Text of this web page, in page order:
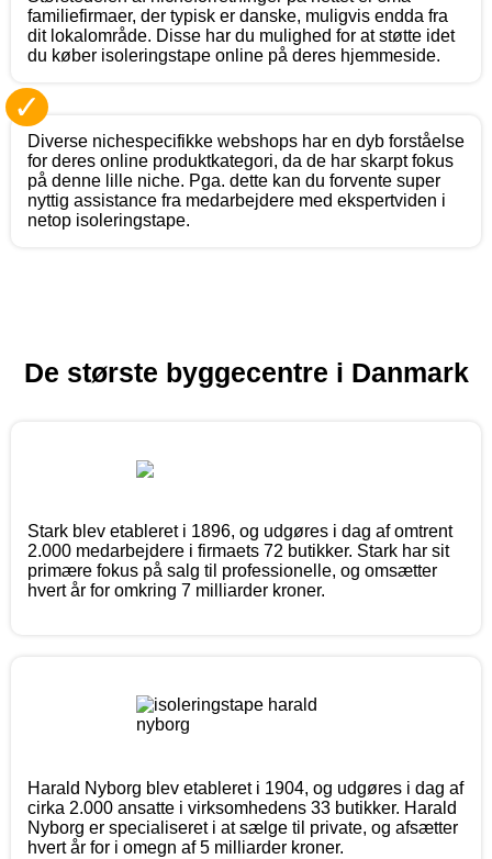
familiefirmaer, der typisk er danske, muligvis endda fra
dit lokalområde. Disse har du mulighed for at støtte idet
du køber isoleringstape online på deres hjemmeside.
✓
Diverse nichespecifikke webshops har en dyb forståelse
for deres online produktkategori, da de har skarpt fokus
på denne lille niche. Pga. dette kan du forvente super
nyttig assistance fra medarbejdere med ekspertviden i
netop isoleringstape.
De største byggecentre i Danmark
Stark blev etableret i 1896, og udgøres i dag af omtrent
2.000 medarbejdere i firmaets 72 butikker. Stark har sit
primære fokus på salg til professionelle, og omsætter
hvert år for omkring 7 milliarder kroner.
Harald Nyborg blev etableret i 1904, og udgøres i dag af
cirka 2.000 ansatte i virksomhedens 33 butikker. Harald
Nyborg er specialiseret i at sælge til private, og afsætter
hvert år for i omegn af 5 milliarder kroner.